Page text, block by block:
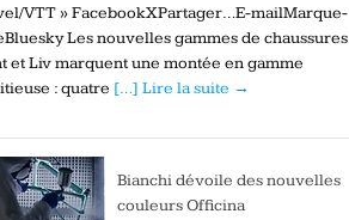
VTT » FacebookXPartager…E-mailMarque-
Les nouvelles gammes de chaussures
et Liv marquent une montée en gamme
: quatre […] Lire la suite →
Bianchi dévoile des nouvelles
couleurs Officina